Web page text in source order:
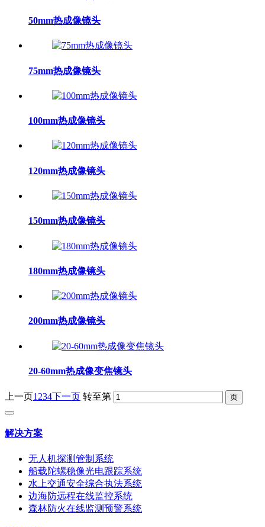
50mm热成像镜头
75mm热成像镜头
100mm热成像镜头
120mm热成像镜头
150mm热成像镜头
180mm热成像镜头
200mm热成像镜头
20-60mm热成像变焦镜头
上一页1 234下一页 转至第
解决方案
无人机探测管制系统
船载陀螺稳像光电跟踪系统
水上交通安全综合执法系统
边海防远程在线监控系统
森林防火在线监测预警系统